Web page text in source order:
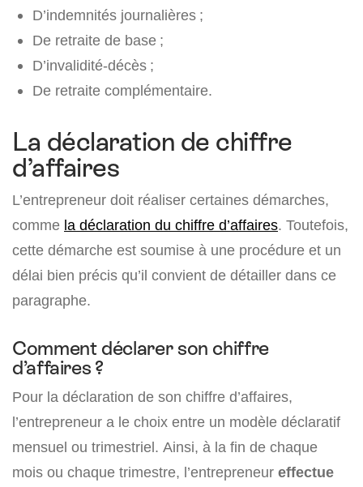
D’indemnités journalières ;
De retraite de base ;
D’invalidité-décès ;
De retraite complémentaire.
La déclaration de chiffre
d’affaires
L’entrepreneur doit réaliser certaines démarches,
comme la déclaration du chiffre d’affaires. Toutefois,
cette démarche est soumise à une procédure et un
délai bien précis qu’il convient de détailler dans ce
paragraphe.
Comment déclarer son chiffre
d’affaires ?
Pour la déclaration de son chiffre d’affaires,
l’entrepreneur a le choix entre un modèle déclaratif
mensuel ou trimestriel. Ainsi, à la fin de chaque
mois ou chaque trimestre, l’entrepreneur effectue